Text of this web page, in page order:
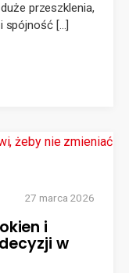
przeszklenia,
spójność […]
27 marca 2026
i
w